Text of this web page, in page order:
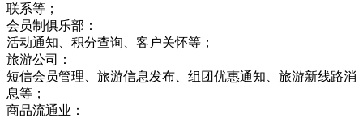
联系等；
会员制俱乐部：
活动通知、积分查询、客户关怀等；
旅游公司：
短信会员管理、旅游信息发布、组团优惠通知、旅游新线路消
息等；
商品流通业：